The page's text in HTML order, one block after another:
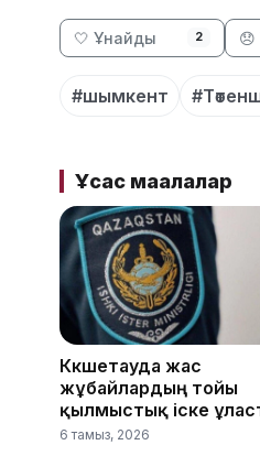
🤍 Ұнайды 2
#шымкент
Ұқсас мақалалар
Көкшетауда жас
жұбайлардың тойы
қылмыстық іске
6 тамыз, 2026